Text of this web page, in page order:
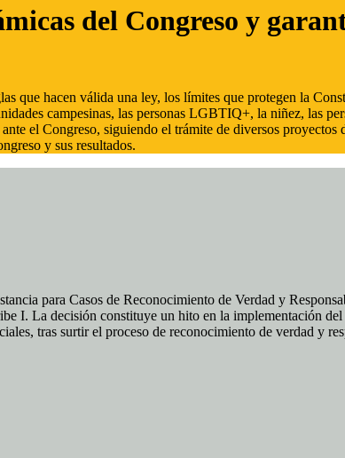
del Congreso y
que hacen válida una ley, los límites que protegen la
campesinas, las personas LGBTIQ+, la niñez, las
el Congreso, siguiendo el trámite de diversos
y sus resultados.
para Casos de Reconocimiento de Verdad y
I. La decisión constituye un hito en la implementación
tras surtir el proceso de reconocimiento de verdad y